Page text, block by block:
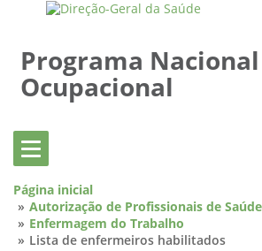
Programa Nacional
Ocupacional
Página inicial
Autorização de Profissionais de
Enfermagem do Trabalho
Lista de enfermeiros habilitados